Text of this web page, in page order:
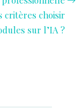
critères choisir
sur l’IA ?